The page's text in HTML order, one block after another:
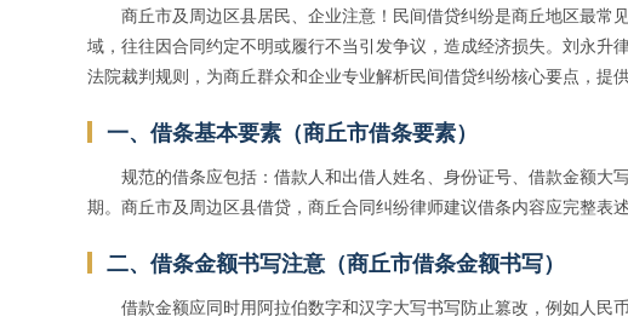
商丘市及周边区县居民、企业注意！民间借贷纠纷是商丘地区最
域，往往因合同约定不明或履行不当引发争议，造成经济损失。刘永
法院裁判规则，为商丘群众和企业专业解析民间借贷纠纷核心要点，提
一、借条基本要素（商丘市借条要素）
规范的借条应包括：借款人和出借人姓名、身份证号、借款金额大
期。商丘市及周边区县借贷，商丘合同纠纷律师建议借条内容应完整表述
二、借条金额书写注意（商丘市借条金额书写）
借款金额应同时用阿拉伯数字和汉字大写书写防止篡改，例如人民